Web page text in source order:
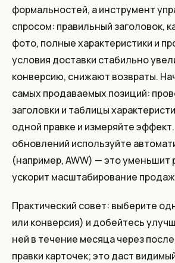
формальностей, а инструмент
спросом: правильный заголовок,
фото, полные характеристики и
условия доставки стабильно
конверсию, снижают возвраты.
самых продаваемых позиций:
заголовки и таблицы
одной правке и измеряйте
обновлений используйте
(например, AWW) — это уменьшит
ускорит масштабирование
Практический совет: выберите
или конверсия) и добейтесь
ней в течение месяца через
правки карточек; это даст